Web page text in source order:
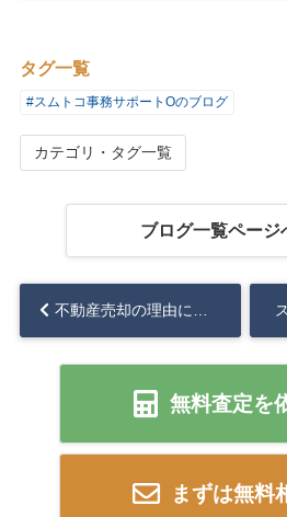
タグ一覧
#スムトコ事務サポートOのブログ
カテゴリ・タグ一覧
ブログ一覧ページ
無料査定を
まずは無料